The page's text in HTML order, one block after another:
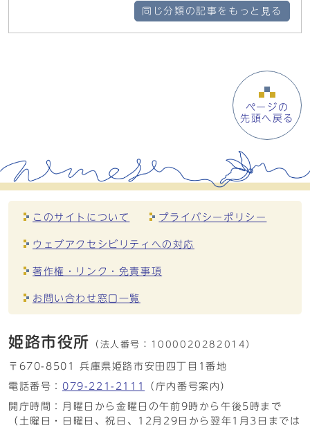
同じ分類の記事をもっと見る
ページの
先頭へ戻る
このサイトについて プライバシーポリシー
ウェブアクセシビリティへの対応
著作権・リンク・免責事項
お問い合わせ窓口一覧
姫路市役所 （法人番号： 1000020282014）
〒670-8501 兵庫県姫路市安田四丁目1番地
電話番号： 079-221-2111
（庁内番号案内）
開庁時間：月曜日から金曜日の午前9時から午後5時まで
（土曜日・日曜日、祝日、12月29日から翌年1月3日までは